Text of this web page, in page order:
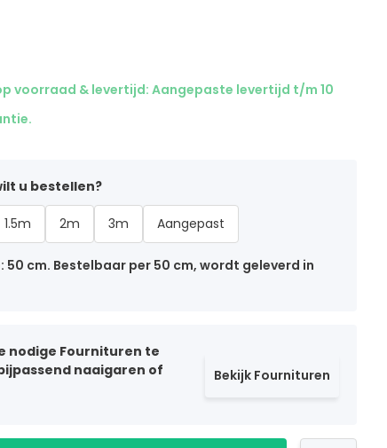
voorraad & levertijd: Aangepaste levertijd t/m 10
u bestellen?
1.5m 2m 3m Aangepast
50 cm. Bestelbaar per 50 cm, wordt geleverd in
nodige Fournituren te
naaigaren of
Bekijk Fournituren